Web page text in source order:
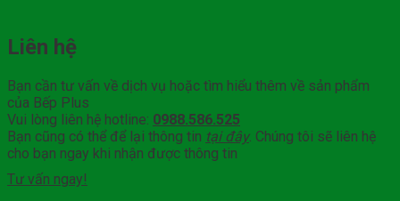
Liên hệ
Bạn cần tư vấn về dịch vụ hoặc tìm hiểu thêm về sản phẩm
của Bếp Plus
Vui lòng liên hệ hotline: 0988.586.525
Bạn cũng có thể để lại thông tin tại đây. Chúng tôi sẽ liên hệ
cho bạn ngay khi nhận được thông tin
Tư vấn ngay!